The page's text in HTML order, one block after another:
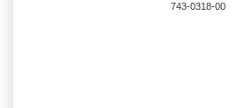
743-0318-00